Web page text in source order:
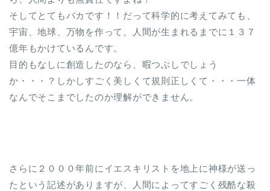
そしてとてもバカです！！だって科学的に考えてみても、
宇宙、地球、万物を作って、人間が生まれるまでに１３７
億年もかけているんです。
目的もなしに創造したのなら、暇つぶしでしょう
か・・・？しかしすごく美しくて規則正しくて・・・一体
なんでそこまでしたのか理解ができません。
さらに２０００年前にイエスキリストを地上に神様が送っ
たという記述がありますが、人間によってすごく残酷な殺